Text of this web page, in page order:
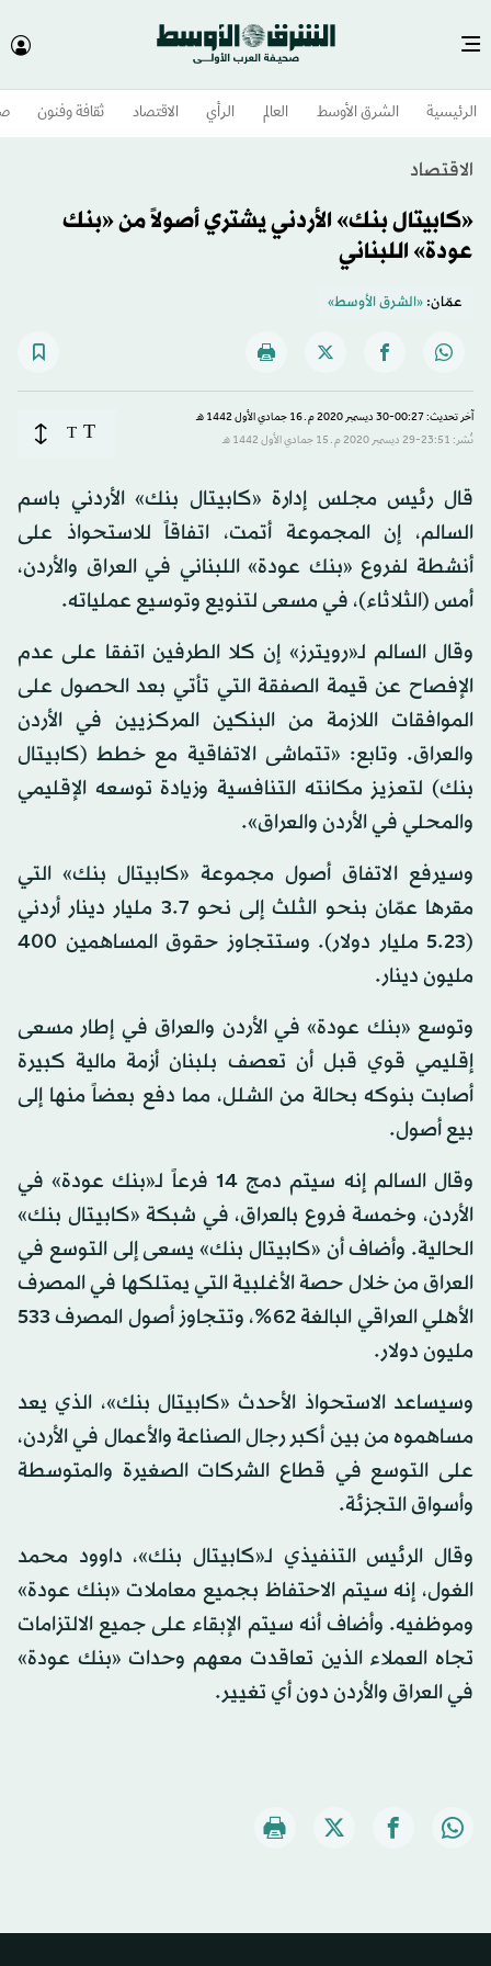
الرئيسية الشرق الأوسط​ العالم الرأي الاقتصاد ثقافة وفنون
الاقتصاد
«كابيتال بنك» الأردني يشتري أصولاً من «بنك
عودة» اللبناني
عمّان:«الشرق الأوسط»
آخر تحديث: 00:27-30 ديسمبر 2020 م ـ 16 جمادي الأول 1442 هـ
نُشر: 23:51-29 ديسمبر 2020 م ـ 15 جمادي الأول 1442 هـ
T
T
قال رئيس مجلس إدارة «كابيتال بنك» الأردني باسم
السالم، إن المجموعة أتمت، اتفاقاً للاستحواذ على
أنشطة لفروع «بنك عودة» اللبناني في العراق والأردن،
أمس (الثلاثاء)، في مسعى لتنويع وتوسيع عملياته.
وقال السالم لـ«رويترز» إن كلا الطرفين اتفقا على عدم
الإفصاح عن قيمة الصفقة التي تأتي بعد الحصول على
الموافقات اللازمة من البنكين المركزيين في الأردن
والعراق. وتابع: «تتماشى الاتفاقية مع خطط (كابيتال
بنك) لتعزيز مكانته التنافسية وزيادة توسعه الإقليمي
والمحلي في الأردن والعراق».
وسيرفع الاتفاق أصول مجموعة «كابيتال بنك» التي
مقرها عمّان بنحو الثلث إلى نحو 3.7 مليار دينار أردني
(5.23 مليار دولار). وستتجاوز حقوق المساهمين 400
مليون دينار.
وتوسع «بنك عودة» في الأردن والعراق في إطار مسعى
إقليمي قوي قبل أن تعصف بلبنان أزمة مالية كبيرة
أصابت بنوكه بحالة من الشلل، مما دفع بعضاً منها إلى
بيع أصول.
وقال السالم إنه سيتم دمج 14 فرعاً لـ«بنك عودة» في
الأردن، وخمسة فروع بالعراق، في شبكة «كابيتال بنك»
الحالية. وأضاف أن «كابيتال بنك» يسعى إلى التوسع في
العراق من خلال حصة الأغلبية التي يمتلكها في المصرف
الأهلي العراقي البالغة 62%، وتتجاوز أصول المصرف 533
مليون دولار.
وسيساعد الاستحواذ الأحدث «كابيتال بنك»، الذي يعد
مساهموه من بين أكبر رجال الصناعة والأعمال في الأردن،
على التوسع في قطاع الشركات الصغيرة والمتوسطة
وأسواق التجزئة.
وقال الرئيس التنفيذي لـ«كابيتال بنك»، داوود محمد
الغول، إنه سيتم الاحتفاظ بجميع معاملات «بنك عودة»
وموظفيه. وأضاف أنه سيتم الإبقاء على جميع الالتزامات
تجاه العملاء الذين تعاقدت معهم وحدات «بنك عودة»
في العراق والأردن دون أي تغيير.